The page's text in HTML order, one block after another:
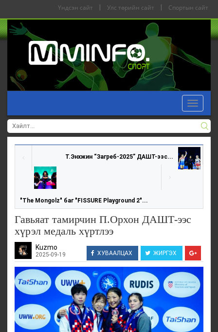
Үндсэн сайт Улс төрийн сайт Спортын сайт
Toggle
Т.Энхжин “Загреб-2025” ДАШТ-ээс...
"The Mongolz" баг "FISSURE Playground 2"...
Гавьяат тамирчин П.Орхон ДАШТ-ээс
хүрэл медаль хүртлээ
Kuzmo
2025-09-19 ХУВААЛЦАХ ЖИРГЭХ